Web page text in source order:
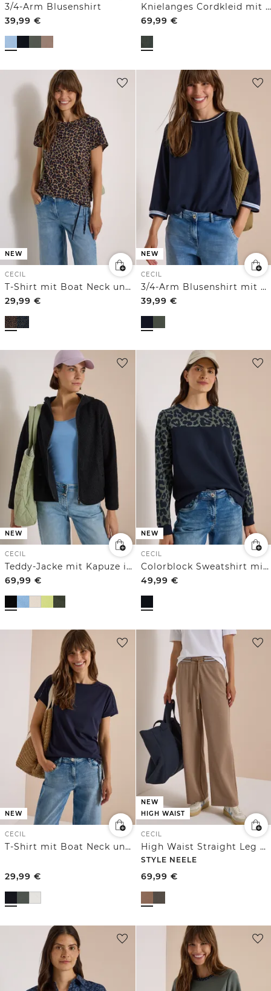
3/4-Arm Blusenshirt
39,99 €
Knielanges Cordkleid mit Leo-Brusttasche
69,99 €
NEW
CECIL
T-Shirt mit Boat Neck und Leo-Muster
29,99 €
NEW
CECIL
3/4-Arm Blusenshirt mit Kontrastdetails
39,99 €
NEW
CECIL
Teddy-Jacke mit Kapuze in Unifarbe
69,99 €
NEW
CECIL
Colorblock Sweatshirt mit Leo-Details
49,99 €
NEW
CECIL
T-Shirt mit Boat Neck und Leo-Piping
29,99 €
NEW
HIGH WAIST
CECIL
High Waist Straight Leg Hose mit Dessin
STYLE NEELE
69,99 €